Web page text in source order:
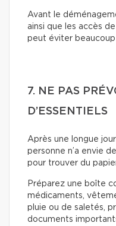
Avant le
ainsi que les accès
peut éviter
7. NE PAS
D’ESSENTIELS
Après une longue
personne n’a envie de
pour trouver du
Préparez une boîte
médicaments,
pluie ou de saletés,
documents